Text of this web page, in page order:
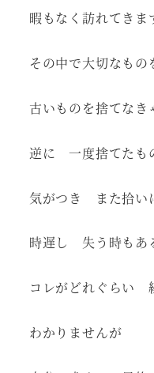
暇もなく訪れてきま
その中で大切なも
古いものを捨てなき
逆に 一度捨てたも
気がつき また拾い
時遅し 失う時もあ
コレがどれぐらい
わかりませんが